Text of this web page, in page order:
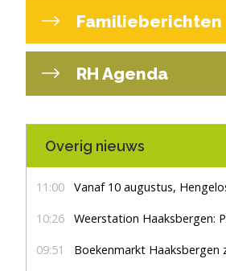
Familieberichten
RH Agenda
Overig nieuws
11:00 Vanaf 10 augustus, Hengelosestraat drie weken
10:26 Weerstation Haaksbergen:
09:51 Boekenmarkt Haaksbergen zaterdag 8